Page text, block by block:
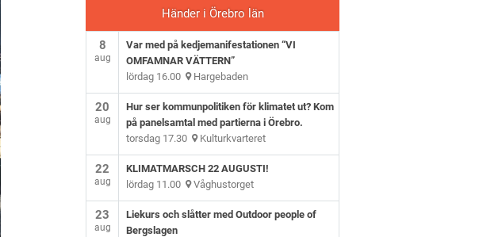
Händer i Örebro län
8
aug
Var med på kedjemanifestationen “VI
OMFAMNAR VÄTTERN”
lördag 16.00 Hargebaden
20
aug
Hur ser kommunpolitiken för klimatet ut? Kom
på panelsamtal med partierna i Örebro.
torsdag 17.30 Kulturkvarteret
22
aug
KLIMATMARSCH 22 AUGUSTI!
lördag 11.00 Våghustorget
23
aug
Liekurs och slåtter med Outdoor people of
Bergslagen